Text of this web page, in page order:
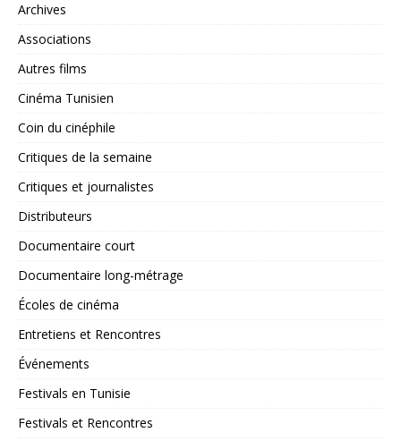
Archives
Associations
Autres films
Cinéma Tunisien
Coin du cinéphile
Critiques de la semaine
Critiques et journalistes
Distributeurs
Documentaire court
Documentaire long-métrage
Écoles de cinéma
Entretiens et Rencontres
Événements
Festivals en Tunisie
Festivals et Rencontres